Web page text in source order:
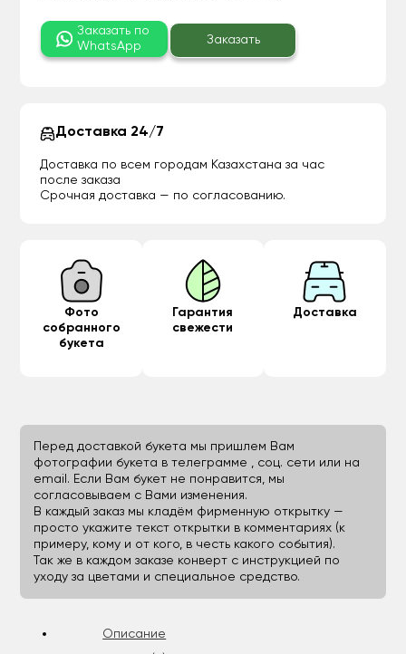
Заказать по
WhatsApp
Заказать
Доставка 24/7
Доставка по всем городам Казахстана за час
после заказа
Срочная доставка — по согласованию.
Фото
собранного
букета
Гарантия
свежести
Доставка
Перед доставкой букета мы пришлем Вам
фотографии букета в телеграмме , соц. сети или на
email. Если Вам букет не понравится, мы
согласовываем с Вами изменения.
В каждый заказ мы кладём фирменную открытку —
просто укажите текст открытки в комментариях (к
примеру, кому и от кого, в честь какого события).
Так же в каждом заказе конверт с инструкцией по
уходу за цветами и специальное средство.
Описание